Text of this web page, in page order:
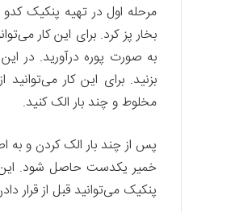
مرحله اول در تهیه پنکیک
بخار پز کرد. برای این کار
به صورت پوره در‌آورید. در
بزنید. برای این کار
مخلوط و چند بار الک کنید.
پس از چند بار الک کردن و به
پنکیک می‌توانید قبل از قرار دادن درون تابه آن